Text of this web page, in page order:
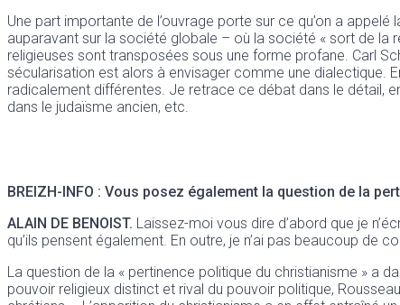
Une part importante de l’ouvrage porte sur ce qu’on a
auparavant sur la société globale – où la société « sort de la
religieuses sont transposées sous une forme profane. Carl
sécularisation est alors à envisager comme une dialectique.
radicalement différentes. Je retrace ce débat dans le détail,
dans le judaïsme ancien, etc.
BREIZH-INFO : Vous posez également la question de la
ALAIN DE BENOIST. Laissez-moi vous dire d’abord que je
qu’ils pensent également. En outre, je n’ai pas beaucoup de
La question de la « pertinence politique du christianisme » a
pouvoir religieux distinct et rival du pouvoir politique,